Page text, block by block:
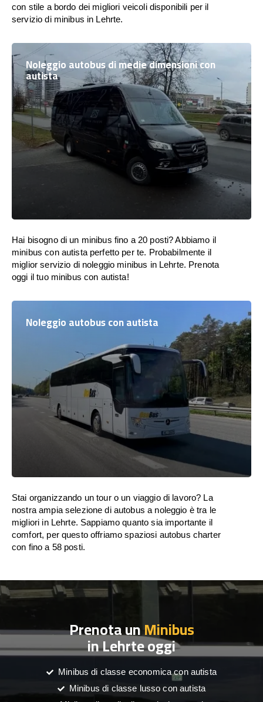
con stile a bordo dei migliori veicoli disponibili per il
servizio di minibus in Lehrte.
Noleggio autobus di medie dimensioni con
autista
Hai bisogno di un minibus fino a 20 posti? Abbiamo il
minibus con autista perfetto per te. Probabilmente il
miglior servizio di noleggio minibus in Lehrte. Prenota
oggi il tuo minibus con autista!
Noleggio autobus con autista
Stai organizzando un tour o un viaggio di lavoro? La
nostra ampia selezione di autobus a noleggio è tra le
migliori in Lehrte. Sappiamo quanto sia importante il
comfort, per questo offriamo spaziosi autobus charter
con fino a 58 posti.
Prenota unMinibus
in Lehrte oggi
Minibus di classe economica con autista
Minibus di classe lusso con autista